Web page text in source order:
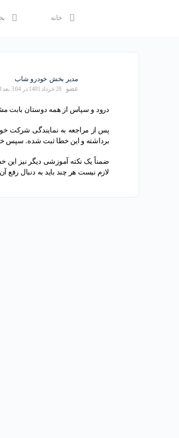
خانه
مدیر بخش خودرو شاب
عضو
28 خرداد 1401 در 3:04 بعد از ظهر
درود و سپاس از همه دوستان بابت
پس از مراجعه به نمایندگی شرکت
برداشته و این خطا ثبت شده. سپس
ضمناً یک نکته آموزشی دیگر نیز
لازم نیست هر چند باید به دنبال رفع